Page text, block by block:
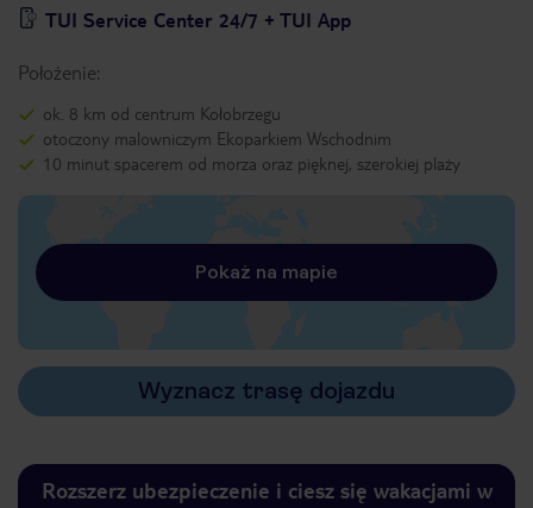
TUI Service Center 24/7 + TUI App
Położenie:
ok. 8 km od centrum Kołobrzegu
otoczony malowniczym Ekoparkiem Wschodnim
10 minut spacerem od morza oraz pięknej, szerokiej plaży
Pokaż na mapie
Wyznacz trasę dojazdu
Rozszerz ubezpieczenie i ciesz się wakacjami w